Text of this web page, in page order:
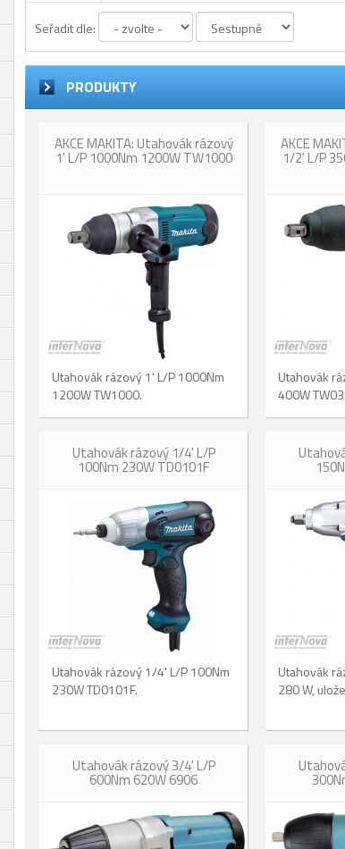
Seřadit dle:
PRODUKTY
AKCE MAKITA: Utahovák rázový
1' L/P 1000Nm 1200W TW1000
Utahovák rázový 1' L/P 1000Nm
1200W TW1000.
AKCE
1/2' L/P
Utahovák
400W
Utahovák rázový 1/4' L/P
100Nm 230W TD0101F
Utahovák rázový 1/4' L/P 100Nm
230W TD0101F.
Utahovák
280 W,
Utahovák rázový 3/4' L/P
600Nm 620W 6906